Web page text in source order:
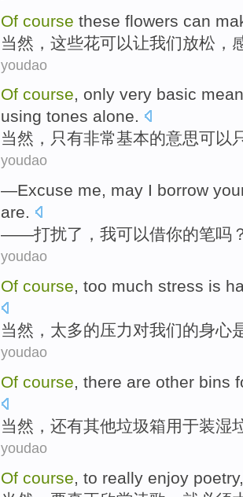
Of course these flowers can
当然，这些花可以让我们放松，
youdao
Of course, only very basic
using tones alone.
当然，只有非常基本的意思可以
youdao
—Excuse me, may I borrow
are.
——打扰了，我可以借你的笔
youdao
Of course, too much stress is
当然，太多的压力对我们的身心
youdao
Of course, there are other bins
当然，还有其他垃圾箱用于装湿
youdao
Of course , to really enjoy